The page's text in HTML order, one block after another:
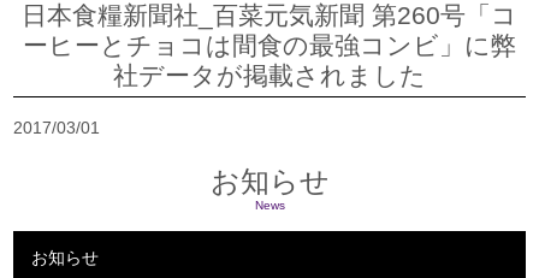
日本食糧新聞社_百菜元気新聞 第260号「コ
ーヒーとチョコは間食の最強コンビ」に弊
社データが掲載されました
2017/03/01
お知らせ
News
お知らせ